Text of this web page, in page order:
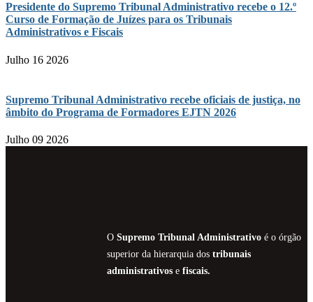
Presidente do Supremo Tribunal Administrativo recebe o 12.º
Curso de Formação de Juízes para os Tribunais
Administrativos e Fiscais
Julho 16 2026
Supremo Tribunal Administrativo recebe oficiais de justiça, no
âmbito do Programa de Formadores EJTN 2026
Julho 09 2026
O Supremo Tribunal Administrativoé o órgão
superior da hierarquia dos tribunais
administrativose fiscais.